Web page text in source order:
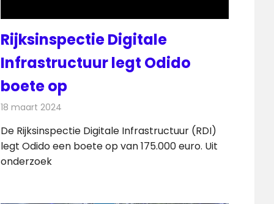
Rijksinspectie Digitale
Infrastructuur legt Odido
boete op
18 maart 2024
De Rijksinspectie Digitale Infrastructuur (RDI)
legt Odido een boete op van 175.000 euro. Uit
onderzoek